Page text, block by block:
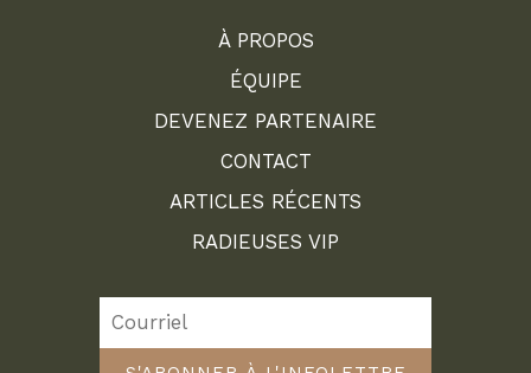
À PROPOS
ÉQUIPE
DEVENEZ PARTENAIRE
CONTACT
ARTICLES RÉCENTS
RADIEUSES VIP